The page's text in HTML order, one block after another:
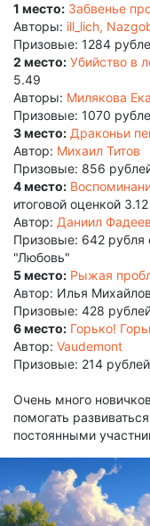
1 место: Забвенье
Авторы: ill_lich,
Призовые: 1284
2 место: Убийство в
5.49
Авторы: Милякова
Призовые: 1070
3 место: Драконьи
Автор: Михаил Титов
Призовые: 856
4 место:
итоговой оценкой 3.12
Автор: Даниил Фадеев
Призовые: 642
"Любовь"
5 место: Рыжая
Автор: Илья Михайлов
Призовые: 428
6 место: Горько!
Автор: Vaudemont
Призовые: 214 рублей
Очень много
помогать
постоянными